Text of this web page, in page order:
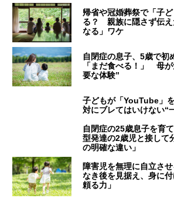
帰省や冠婚葬祭で「子
る？ 親族に隠さず伝え
なる」ワケ
自閉症の息子、5歳で初
「まだ食べる！」 母
要な体験”
子どもが「YouTube」
対にブレてはいけない“
自閉症の25歳息子を育
型発達の2歳児と接して
の明確な違い」
障害児を無理に自立さ
なき後を見据え、身に
頼る力」